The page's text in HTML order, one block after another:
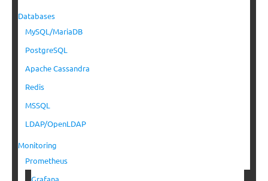
Databases
MySQL/MariaDB
PostgreSQL
Apache Cassandra
Redis
MSSQL
LDAP/OpenLDAP
Monitoring
Prometheus
Grafana